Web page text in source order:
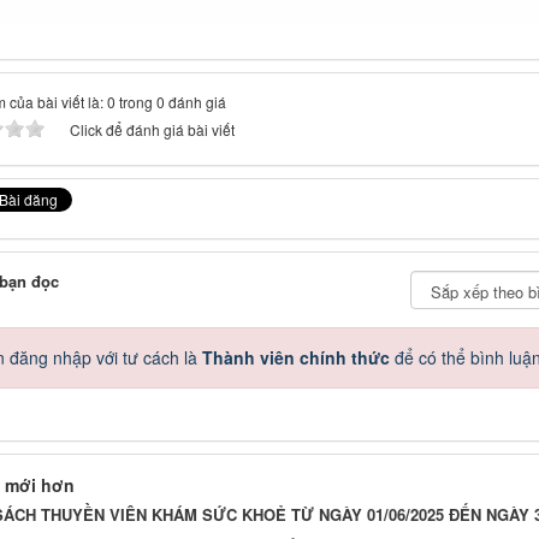
của bài viết là: 0 trong 0 đánh giá
Click để đánh giá bài viết
đọc
đăng nhập với tư cách là Thành viên chính thứcđể có thể bình
hơn
THUYỀN VIÊN KHÁM SỨC KHOẺ TỪ NGÀY 01/06/2025 ĐẾN NGÀY